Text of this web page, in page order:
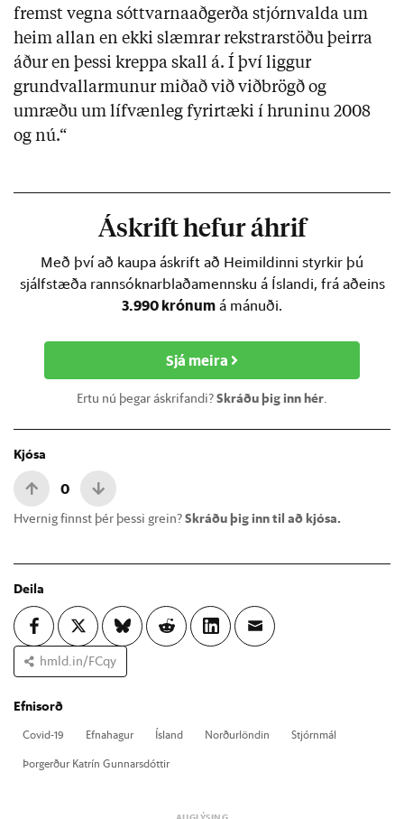
fremst vegna sóttvarnaaðgerða stjórnvalda um
heim allan en ekki slæmrar rekstrarstöðu þeirra
áður en þessi kreppa skall á. Í því liggur
grundvallarmunur miðað við viðbrögð og
umræðu um lífvænleg fyrirtæki í hruninu 2008
og nú.“
Áskrift hefur áhrif
Með því að kaupa áskrift að Heimildinni styrkir þú
sjálfstæða rannsóknarblaðamennsku á Íslandi, frá aðeins
3.990 krónum á mánuði.
Sjá meira
Ertu nú þegar áskrifandi?Skráðu þig inn hér.
Kjósa
0
Hvernig finnst þér þessi grein?Skráðu þig inn til að kjósa.
Deila
hmld.in/FCqy
Efnisorð
Covid-19 Efna­hag­ur Ís­land Norð­ur­lönd­in
Stjórn­mál
Þor­gerð­ur Katrín Gunn­ars­dótt­ir